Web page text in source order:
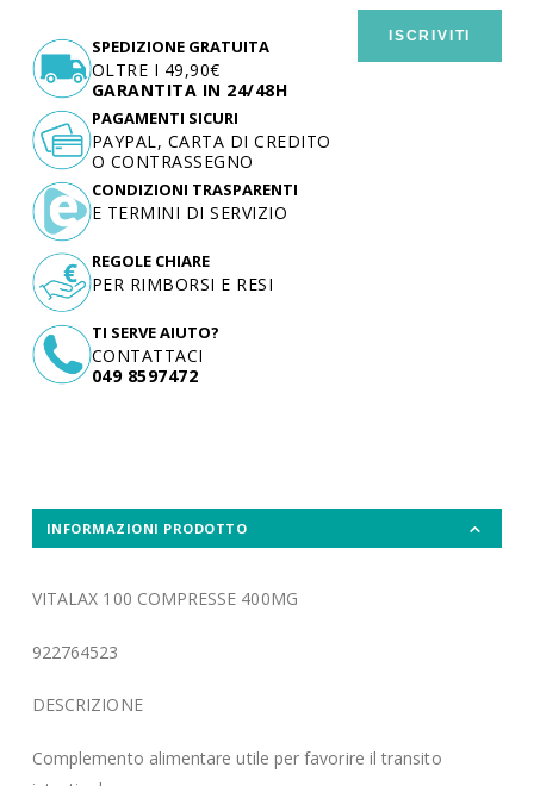
ISCRIVITI
SPEDIZIONE GRATUITA
OLTRE I 49,90€
GARANTITA IN 24/48H
TI SERVE AIUTO?
CONTATTACI
049 8597472
PAGAMENTI SICURI
PAYPAL, CARTA DI CREDITO
O CONTRASSEGNO
CONDIZIONI TRASPARENTI
E TERMINI DI SERVIZIO
REGOLE CHIARE
PER RIMBORSI E RESI
INFORMAZIONI PRODOTTO
VITALAX 100 COMPRESSE 400MG
922764523
DESCRIZIONE
Complemento alimentare utile per favorire il transito